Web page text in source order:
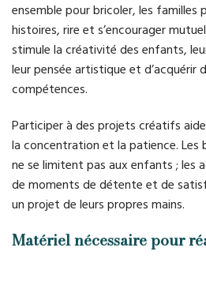
ensemble pour bricoler, les familles
histoires, rire et s’encourager
stimule la créativité des enfants,
leur pensée artistique et d’acquérir
compétences.
Participer à des projets créatifs
la concentration et la patience.
ne se limitent pas aux enfants ; les
de moments de détente et de
un projet de leurs propres mains.
Matériel nécessaire pour